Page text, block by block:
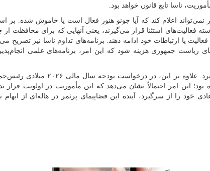
ناسا تابع قانون خواهد بود.
نمی‌تواند اعلام کند که آیا جونو هنوز فعال است یا خاموش شده. بر
فعالیت‌های استثنا قرار می‌گیرند، یعنی آنهایی که برای محافظت از
یا ارتباطات خود ادامه دهند. برنامه‌های تداوم ناسا نیز تصریح
ریاست جمهوری هزینه شود که این امر، برنامه‌های علمی
جونو در این دسته‌های محافظت‌شده قرار نمی‌گیرد. علاوه بر این، در درخواست بودجه سال مالی
این امر احتمالاً نشان می‌دهد که این مأموریت در اولویت قرار
خود را از سرگیرد، آینده این فضاپیمای پرثمر در هاله‌ای از ابهام